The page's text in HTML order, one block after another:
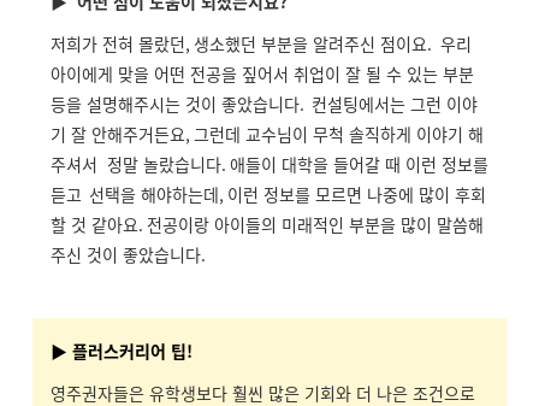
저희가 전혀 몰랐던, 생소했던 부분을 알려주신 점이요. 우리
아이에게 맞을 어떤 전공을 짚어서 취업이 잘 될 수 있는 부분
등을 설명해주시는 것이 좋았습니다. 컨설팅에서는 그런 이야
기 잘 안해주거든요, 그런데 교수님이 무척 솔직하게 이야기 해
주셔서 정말 놀랐습니다. 애들이 대학을 들어갈 때 이런 정보를
듣고 선택을 해야하는데, 이런 정보를 모르면 나중에 많이 후회
할 것 같아요. 전공이랑 아이들의 미래적인 부분을 많이 말씀해
주신 것이 좋았습니다.
▶ 플러스커리어 팁!
영주권자들은 유학생보다 훨씬 많은 기회와 더 나은 조건으로